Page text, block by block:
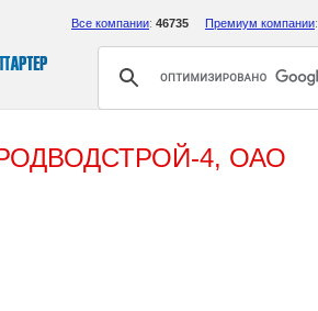
Все компании: 46735 Премиум компании:
4, ОАО